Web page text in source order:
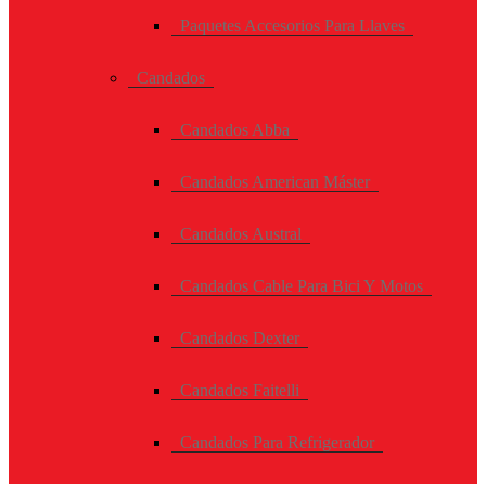
Paquetes Accesorios Para Llaves
Candados
Candados Abba
Candados American Máster
Candados Austral
Candados Cable Para Bici Y Motos
Candados Dexter
Candados Faitelli
Candados Para Refrigerador